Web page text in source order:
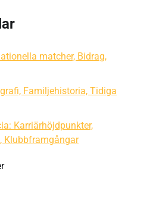
matcher, Bidrag,
Familjehistoria, Tidiga
Karriärhöjdpunkter,
Klubbframgångar